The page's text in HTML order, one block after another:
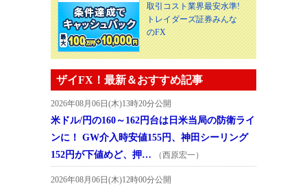
取引コスト業界最安水準!
トレイダーズ証券みんな
のFX
ザイFX！最新＆おすすめ記事
2026年08月06日(木)13時20分公開
米ドル/円の160～162円台は日米当局の防衛ライ
ンに！ GW介入時安値155円、神田シーリング
152円が下値めど、押…
（西原宏一）
2026年08月06日(木)12時00分公開